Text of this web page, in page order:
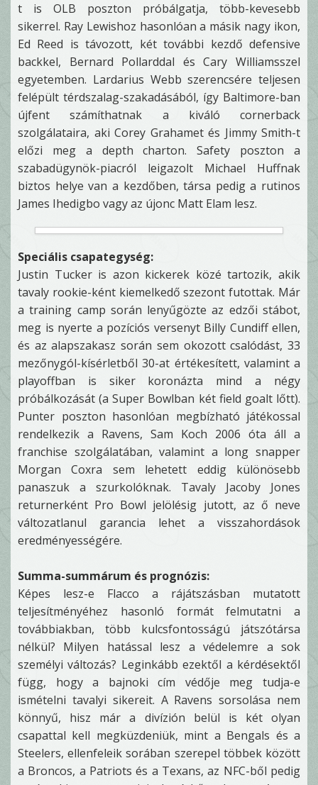
t is OLB poszton próbálgatja, több-kevesebb
sikerrel. Ray Lewishoz hasonlóan a másik nagy ikon,
Ed Reed is távozott, két további kezdő defensive
backkel, Bernard Pollarddal és Cary Williamsszel
egyetemben. Lardarius Webb szerencsére teljesen
felépült térdszalag-szakadásából, így Baltimore-ban
újfent számíthatnak a kiváló cornerback
szolgálataira, aki Corey Grahamet és Jimmy Smith-t
előzi meg a depth charton. Safety poszton a
szabadügynök-piacról leigazolt Michael Huffnak
biztos helye van a kezdőben, társa pedig a rutinos
James Ihedigbo vagy az újonc Matt Elam lesz.
Speciális csapategység:
Justin Tucker is azon kickerek közé tartozik, akik
tavaly rookie-ként kiemelkedő szezont futottak. Már
a training camp során lenyűgözte az edzői stábot,
meg is nyerte a pozíciós versenyt Billy Cundiff ellen,
és az alapszakasz során sem okozott csalódást, 33
mezőnygól-kísérletből 30-at értékesített, valamint a
playoffban is siker koronázta mind a négy
próbálkozását (a Super Bowlban két field goalt lőtt).
Punter poszton hasonlóan megbízható játékossal
rendelkezik a Ravens, Sam Koch 2006 óta áll a
franchise szolgálatában, valamint a long snapper
Morgan Coxra sem lehetett eddig különösebb
panaszuk a szurkolóknak. Tavaly Jacoby Jones
returnerként Pro Bowl jelölésig jutott, az ő neve
változatlanul garancia lehet a visszahordások
eredményességére.
Summa-summárum és prognózis:
Képes lesz-e Flacco a rájátszásban mutatott
teljesítményéhez hasonló formát felmutatni a
továbbiakban, több kulcsfontosságú játszótársa
nélkül? Milyen hatással lesz a védelemre a sok
személyi változás? Leginkább ezektől a kérdésektől
függ, hogy a bajnoki cím védője meg tudja-e
ismételni tavalyi sikereit. A Ravens sorsolása nem
könnyű, hisz már a divízión belül is két olyan
csapattal kell megküzdeniük, mint a Bengals és a
Steelers, ellenfeleik sorában szerepel többek között
a Broncos, a Patriots és a Texans, az NFC-ből pedig